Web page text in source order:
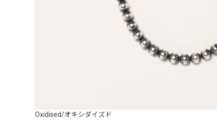
Oxidised/オキシダイズド